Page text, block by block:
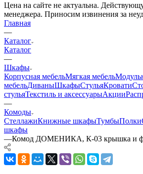
Цена на сайте не актуальна.
менеджера. Приносим извинения за
Главная
—
Каталог
Каталог
—
Шкафы
Корпусная мебельМягкая мебель
мебельДиваныШкафыСтульяКровати
стульяТекстиль и аксессуарыАкции
—
Комоды
СтеллажиКнижные шкафыТумбыПолки
шкафы
—Комод ДОМЕНИКА, К-03 крышка и